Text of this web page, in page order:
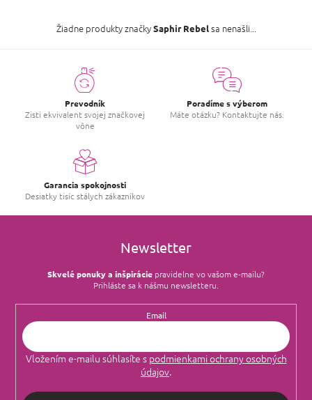
Žiadne produkty značkySaphir Rebelsa nenašli...
Prevodník
Zisti ekvivalent svojej značkovej
vône
Poradíme s výberom
Máte otázku? Kontaktujte nás.
Garancia spokojnosti
Desiatky tisíc stálych zákazníkov
Newsletter
Skvelé ponuky a inšpirácie pravidelne vo vašom e‑mailu?
Prihláste sa k nášmu newsletteru.
Email
Vložením e-mailu súhlasíte s podmienkami ochrany osobných
údajov.